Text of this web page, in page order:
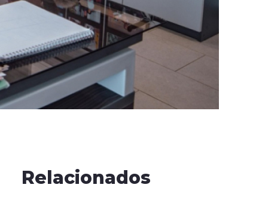
Relacionados